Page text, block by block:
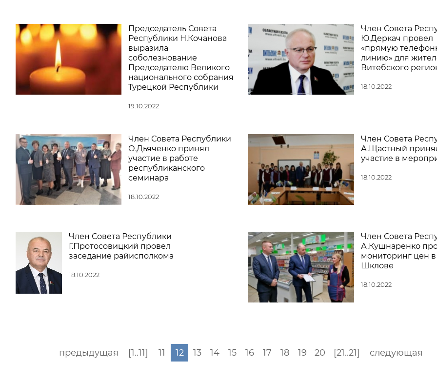
Председатель Совета
Республики Н.Кочанова
выразила
соболезнование
Председателю Великого
национального собрания
Турецкой Республики
19.10.2022
Член Совета
Ю.Деркач провел
«прямую
линию» для
Витебского
18.10.2022
Член Совета Республики
О.Дьяченко принял
участие в работе
республиканского
семинара
18.10.2022
Член Совета
А.Щастный
участие в
18.10.2022
Член Совета Республики
Г.Протосовицкий провел
заседание райисполкома
18.10.2022
Член Совета
А.Кушнаренко
мониторинг цен в
Шклове
18.10.2022
предыдущая [1..11] 11 12 13 14 15 16 17 18 19 20 [21..21] следующая